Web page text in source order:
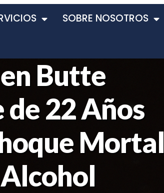
SOBRE NOSOTROS
Butte
22 Años
Mortal